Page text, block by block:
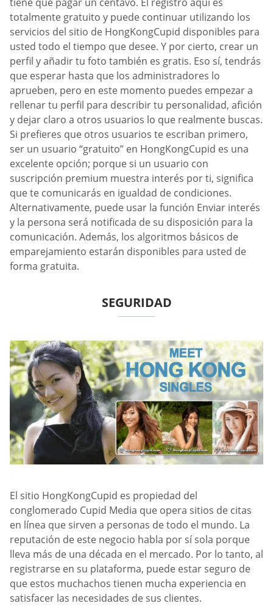
totalmente gratuito y puede continuar utilizando los
servicios del sitio de HongKongCupid disponibles para
usted todo el tiempo que desee. Y por cierto, crear un
perfil y añadir tu foto también es gratis. Eso sí, tendrás
que esperar hasta que los administradores lo
aprueben, pero en este momento puedes empezar a
rellenar tu perfil para describir tu personalidad, afición
y dejar claro a otros usuarios lo que realmente buscas.
Si prefieres que otros usuarios te escriban primero,
ser un usuario “gratuito” en HongKongCupid es una
excelente opción; porque si un usuario con
suscripción premium muestra interés por ti, significa
que te comunicarás en igualdad de condiciones.
Alternativamente, puede usar la función Enviar interés
y la persona será notificada de su disposición para la
comunicación. Además, los algoritmos básicos de
emparejamiento estarán disponibles para usted de
forma gratuita.
SEGURIDAD
El sitio HongKongCupid es propiedad del
conglomerado Cupid Media que opera sitios de citas
en línea que sirven a personas de todo el mundo. La
reputación de este negocio habla por sí sola porque
lleva más de una década en el mercado. Por lo tanto, al
registrarse en su plataforma, puede estar seguro de
que estos muchachos tienen mucha experiencia en
satisfacer las necesidades de sus clientes.